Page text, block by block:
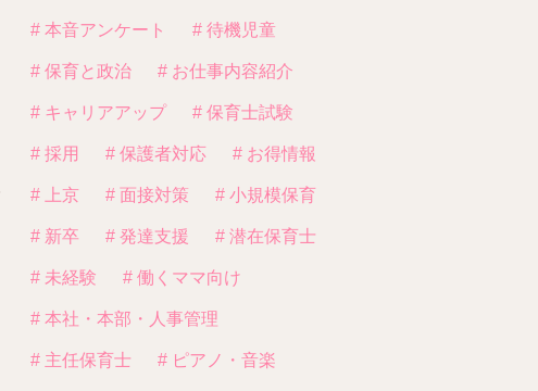
# 本音アンケート # 待機児童
# 保育と政治 # お仕事内容紹介
# キャリアアップ # 保育士試験
# 採用 # 保護者対応 # お得情報
# 上京 # 面接対策 # 小規模保育
# 新卒 # 発達支援 # 潜在保育士
# 未経験 # 働くママ向け
# 本社・本部・人事管理
# 主任保育士 # ピアノ・音楽